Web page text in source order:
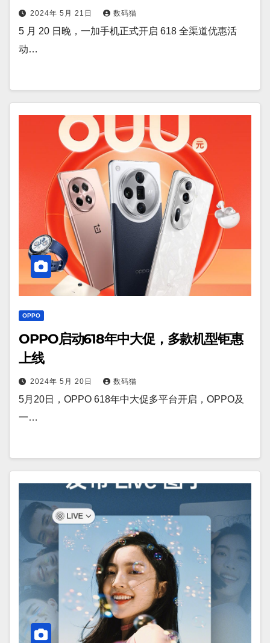
2024年 5月 21日 数码猫
5 月 20 日晚，一加手机正式开启 618 全渠道优惠活
动…
OPPO
OPPO启动618年中大促，多款机型钜惠
上线
2024年 5月 20日 数码猫
5月20日，OPPO 618年中大促多平台开启，OPPO及
一…